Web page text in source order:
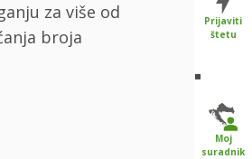
za više od
broja
Prijaviti
štetu
Moj
suradnik